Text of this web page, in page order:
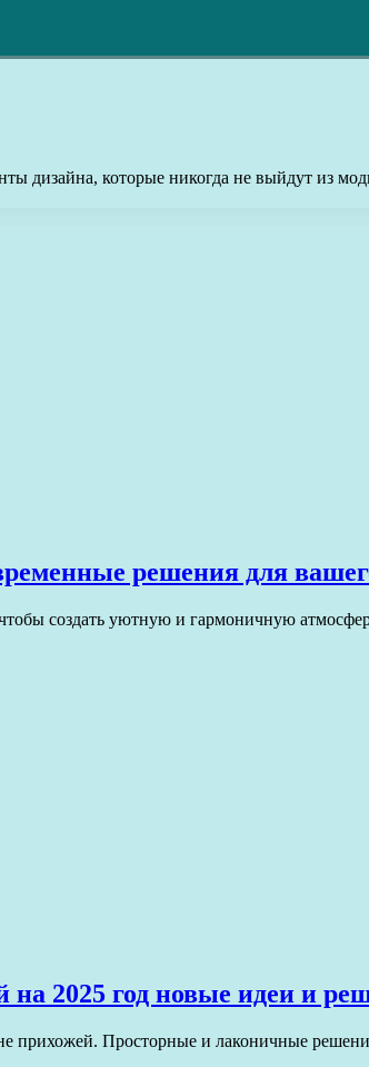
дизайна, которые никогда не выйдут из
решения для
создать уютную и гармоничную
2025 год новые идеи и
прихожей. Просторные и лаконичные